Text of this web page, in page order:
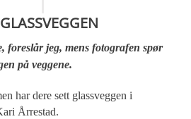
foreslår jeg, mens fotografen spør
på veggene.
har dere sett glassveggen i
Årrestad.